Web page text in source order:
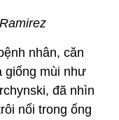
nhân, căn
giống mùi như
đã nhìn
nổi trong ống